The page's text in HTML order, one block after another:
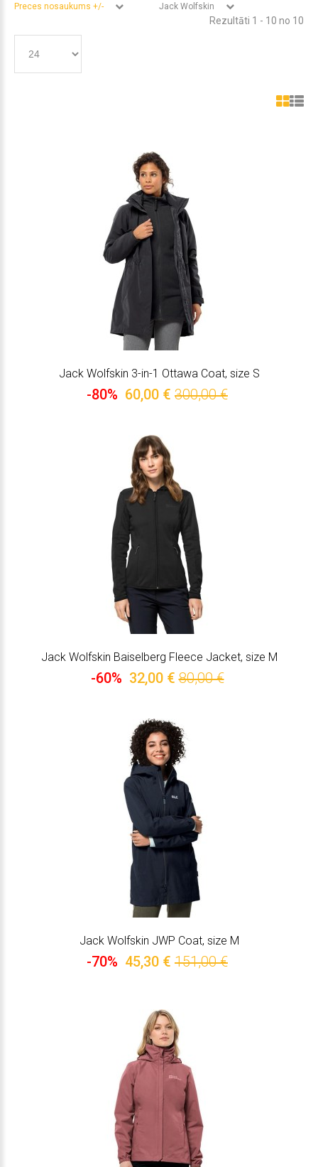
Preces nosaukums +/-
Jack Wolfskin
Rezultāti 1 - 10 no 10
Jack Wolfskin 3-in-1 Ottawa Coat, size S
-80% 60,00 € 300,00 €
Jack Wolfskin Baiselberg Fleece Jacket, size M
-60% 32,00 € 80,00 €
Jack Wolfskin JWP Coat, size M
-70% 45,30 € 151,00 €